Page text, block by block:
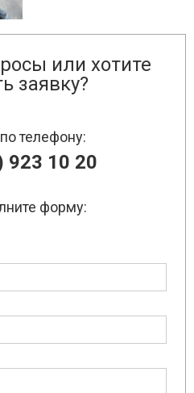
или хотите
заявку?
телефону:
923 10 20
форму: